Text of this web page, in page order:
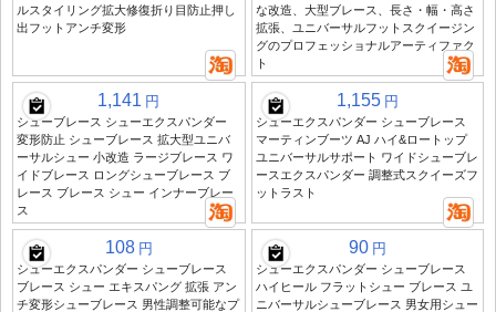
ルスタイリング拡大修復折り目防止押し
出フットアンチ変形
な改造、大型ブレース、長さ・幅・高さ
拡張、ユニバーサルフットスクイージン
グのプロフェッショナルアーティファク
ト
1,141 円
シューブレース シューエクスパンダー
変形防止 シューブレース 拡大型ユニバ
ーサルシュー 小改造 ラージブレース ワ
イドブレース ロングシューブレース ブ
レース ブレース シュー インナーブレー
ス
1,155 円
シューエクスパンダー シューブレース
マーティンブーツ AJ ハイ&ロートップ
ユニバーサルサポート ワイドシューブレ
ースエクスパンダー 調整式スクイーズフ
ットラスト
108 円
シューエクスパンダー シューブレース
ブレース シュー エキスパング 拡張 アン
チ変形シューブレース 男性調整可能なプ
90 円
シューエクスパンダー シューブレース
ハイヒール フラットシュー ブレース ユ
ニバーサルシューブレース 男女用シュー